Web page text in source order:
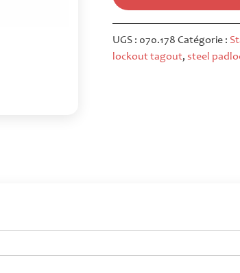
UGS : 070.178 Catégorie :
lockout tagout, steel